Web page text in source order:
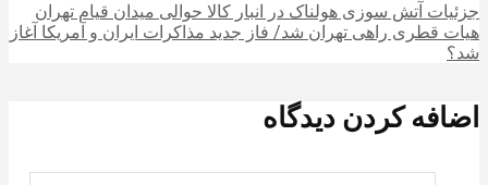
جزئیات آتش سوزی هولناک در انبار کالا حوالی میدان قیام تهران
هیات قطری راهی تهران شد/ فاز جدید مذاکرات ایران و آمریکا آغاز
شد؟
اضافه کردن دیدگاه